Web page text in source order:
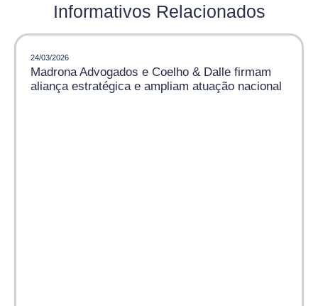
Informativos Relacionados
24/03/2026
Madrona Advogados e Coelho & Dalle firmam
aliança estratégica e ampliam atuação nacional